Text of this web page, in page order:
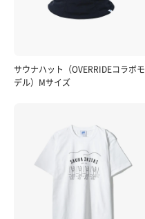
サウナハット（OVERRIDEコラボモ
デル）Mサイズ